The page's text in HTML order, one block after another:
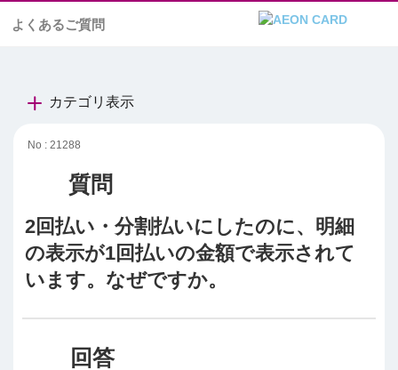
よくあるご質問
カテゴリ表示
No : 21288
2回払い・分割払いにしたのに、明細
の表示が1回払いの金額で表示されて
います。なぜですか。